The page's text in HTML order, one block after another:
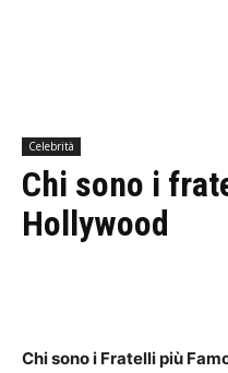
Celebrità
Chi sono i
Hollywood
Chi sono i Fratelli più